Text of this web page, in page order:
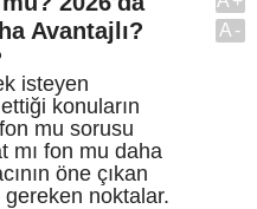
Avantajlı?
isteyen
konuların
mu sorusu
mı fon mu daha
öne çıkan
noktalar.
A-